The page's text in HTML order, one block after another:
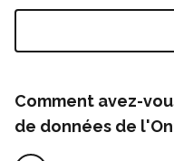
Comment avez-
de données de